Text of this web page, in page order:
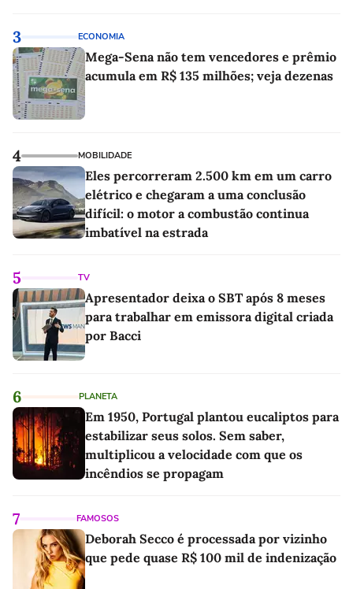
3 ECONOMIA
Mega-Sena não tem vencedores e prêmio
acumula em R$ 135 milhões; veja dezenas
4 MOBILIDADE
Eles percorreram 2.500 km em um carro
elétrico e chegaram a uma conclusão
difícil: o motor a combustão continua
imbatível na estrada
5 TV
Apresentador deixa o SBT após 8 meses
para trabalhar em emissora digital criada
por Bacci
6 PLANETA
Em 1950, Portugal plantou eucaliptos para
estabilizar seus solos. Sem saber,
multiplicou a velocidade com que os
incêndios se propagam
7 FAMOSOS
Deborah Secco é processada por vizinho
que pede quase R$ 100 mil de indenização